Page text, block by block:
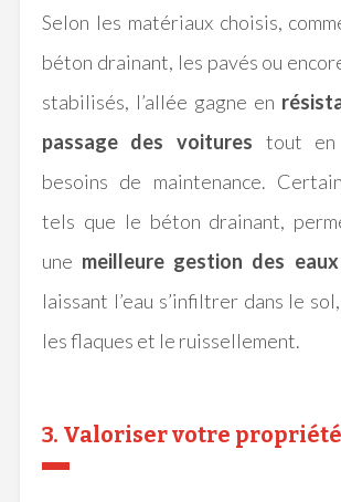
Selon les matériaux choisis,
béton drainant, les pavés ou
stabilisés, l’allée gagne en
passage des voitures tout
besoins de maintenance.
tels que le béton drainant,
une meilleure gestion des
laissant l’eau s’infiltrer dans le
les flaques et le ruissellement.
3. Valoriser votre propriété